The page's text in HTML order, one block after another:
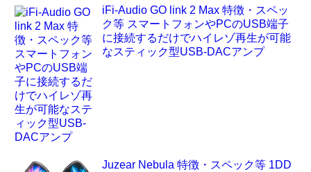
iFi-Audio GO link 2 Max 特徴・スペッ
ク等 スマートフォンやPCのUSB端子
に接続するだけでハイレゾ再生が可能
なスティック型USB-DACアンプ
Juzear Nebula 特徴・スペック等 1DD